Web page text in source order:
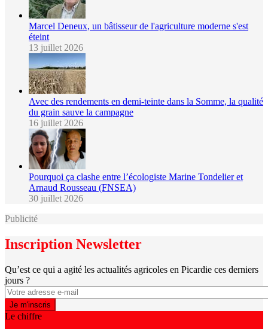
Marcel Deneux, un bâtisseur de l'agriculture moderne s'est
éteint
13 juillet 2026
Avec des rendements en demi-teinte dans la Somme, la qualité
du grain sauve la campagne
16 juillet 2026
Pourquoi ça clashe entre l’écologiste Marine Tondelier et
Arnaud Rousseau (FNSEA)
30 juillet 2026
Publicité
Inscription Newsletter
Qu’est ce qui a agité les actualités agricoles en Picardie ces derniers
jours ?
Le chiffre